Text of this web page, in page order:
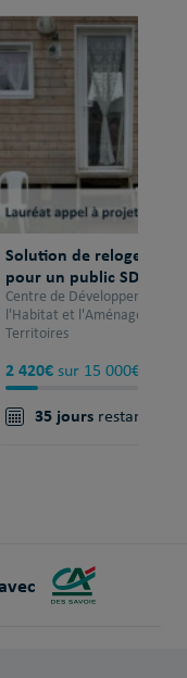
Solution de relogement
pour un public SDF
Centre de Développement
l'Habitat et l'Aménagement
Territoires
2 420€ sur 15 000€
35 jours restants !